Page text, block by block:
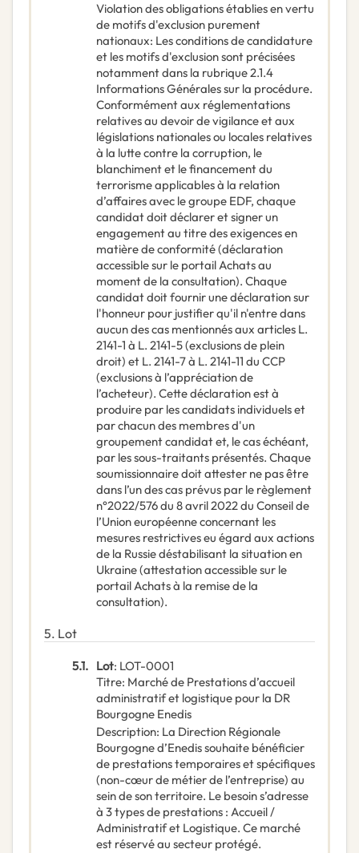
Violation des obligations établies en vertu
de motifs d'exclusion purement
nationaux: Les conditions de candidature
et les motifs d'exclusion sont précisées
notamment dans la rubrique 2.1.4
Informations Générales sur la procédure.
Conformément aux réglementations
relatives au devoir de vigilance et aux
législations nationales ou locales relatives
à la lutte contre la corruption, le
blanchiment et le financement du
terrorisme applicables à la relation
d’affaires avec le groupe EDF, chaque
candidat doit déclarer et signer un
engagement au titre des exigences en
matière de conformité (déclaration
accessible sur le portail Achats au
moment de la consultation). Chaque
candidat doit fournir une déclaration sur
l'honneur pour justifier qu'il n'entre dans
aucun des cas mentionnés aux articles L.
2141-1 à L. 2141-5 (exclusions de plein
droit) et L. 2141-7 à L. 2141-11 du CCP
(exclusions à l’appréciation de
l’acheteur). Cette déclaration est à
produire par les candidats individuels et
par chacun des membres d'un
groupement candidat et, le cas échéant,
par les sous-traitants présentés. Chaque
soumissionnaire doit attester ne pas être
dans l’un des cas prévus par le règlement
n°2022/576 du 8 avril 2022 du Conseil de
l’Union européenne concernant les
mesures restrictives eu égard aux actions
de la Russie déstabilisant la situation en
Ukraine (attestation accessible sur le
portail Achats à la remise de la
consultation).
5. Lot
5.1. Lot: LOT-0001
Titre: Marché de Prestations d’accueil
administratif et logistique pour la DR
Bourgogne Enedis
Description: La Direction Régionale
Bourgogne d’Enedis souhaite bénéficier
de prestations temporaires et spécifiques
(non-cœur de métier de l’entreprise) au
sein de son territoire. Le besoin s’adresse
à 3 types de prestations : Accueil /
Administratif et Logistique. Ce marché
est réservé au secteur protégé.